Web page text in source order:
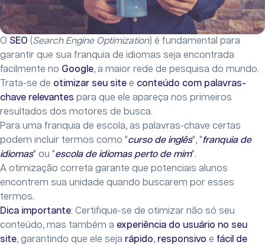
O SEO (Search Engine Optimization) é fundamental para
garantir que sua franquia de idiomas seja encontrada
facilmente no Google, a maior rede de pesquisa do mundo.
Trata-se de otimizar seu site e conteúdo com palavras-
chave relevantes para que ele apareça nos primeiros
resultados dos motores de busca.
Para uma franquia de escola, as palavras-chave certas
podem incluir termos como "curso de inglês", "franquia de
idiomas" ou "escola de idiomas perto de mim".
A otimização correta garante que potenciais alunos
encontrem sua unidade quando buscarem por esses
termos.
Dica importante: Certifique-se de otimizar não só seu
conteúdo, mas também a experiência do usuário no seu
site, garantindo que ele seja rápido, responsivo e fácil de